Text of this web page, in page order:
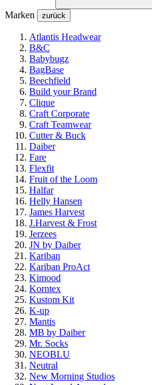
Marken zurück
Atlantis Headwear
B&C
Babybugz
BagBase
Beechfield
Build your Brand
Clique
Craft Corporate
Craft Teamwear
Cutter & Buck
Daiber
Fare
Flexfit
Fruit of the Loom
Halfar
Helly Hansen
James Harvest
J.Harvest & Frost
Jerzees
JN by Daiber
Kariban
Kariban ProAct
Kimood
Korntex
Kustom Kit
K-up
Mantis
MB by Daiber
Mr. Socks
NEOBLU
Neutral
New Morning Studios